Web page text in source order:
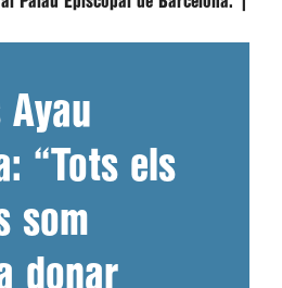
Ayau
“Tots els
som
donar